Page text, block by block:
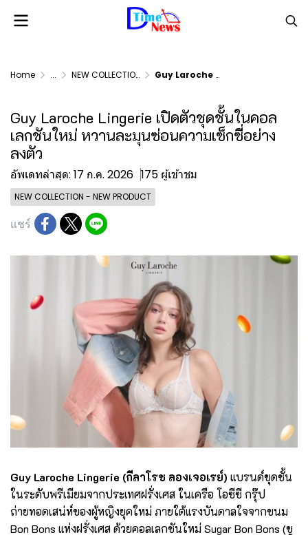
Home ... NEW COLLECTION - NEW PRODUCT Guy Laroche Lingerie เปิดตัวชุดชั้นในคอลเลกชันใหม่ หวานละมุนซ่อนความเซ็กซี่อย่างลงตัว
Guy Laroche Lingerie เปิดตัวชุดชั้นในคอล
เลกชันใหม่ หวานละมุนซ่อนความเซ็กซี่อย่าง
ลงตัว
อัพเดทล่าสุด: 17 ก.ค. 2026 175 ผู้เข้าชม
NEW COLLECTION - NEW PRODUCT
แชร์
Guy Laroche Lingerie (กีลาโรช ลองเจอเรย์) แบรนด์ชุดชั้น
ในระดับพรีเมียมจากประเทศฝรั่งเศส ในเครือ โอซีซี กรุ๊ป
ถ่ายทอดเสน่ห์ของผู้หญิงยุคใหม่ ภายใต้แรงบันดาลใจจากขนม
Bon Bons แห่งฝรั่งเศส ด้วยคอลเลกชันใหม่ Sugar Bon Bons (ชู